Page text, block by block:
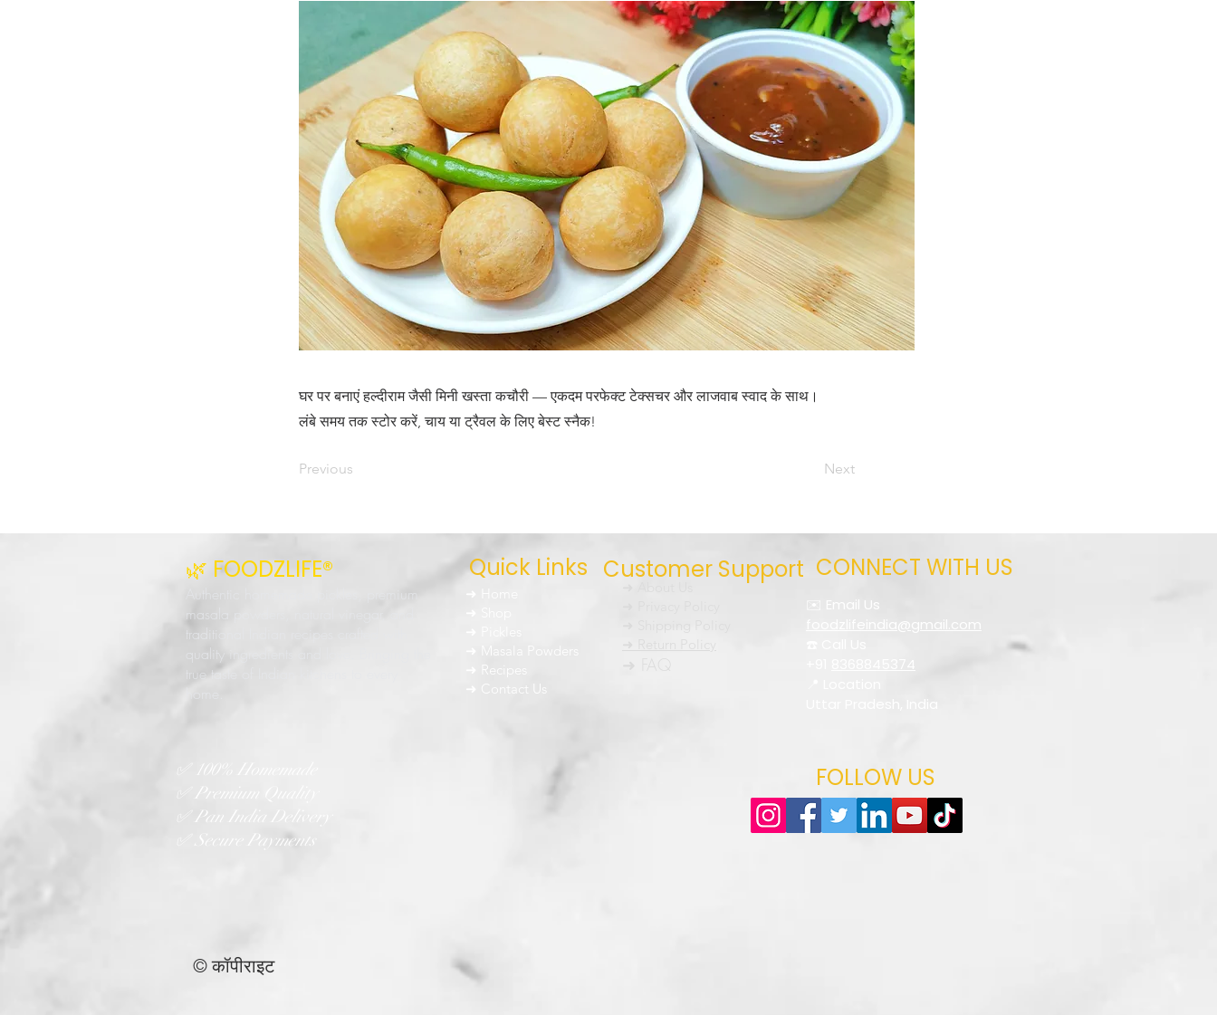
घर पर बनाएं हल्दीराम जैसी मिनी खस्ता कचौरी — एकदम परफेक्ट टेक्सचर और लाजवाब स्वाद के साथ।
लंबे समय तक स्टोर करें, चाय या ट्रैवल के लिए बेस्ट स्नैक!
Previous Next
🌿 FOODZLIFE®
masala powders, natural vinegar, and
traditional Indian recipes crafted with
quality ingredients and love. Bringing the
true taste of Indian kitchens to every
✅ 100% Homemade
✅ Premium Quality
✅ Pan India Delivery
✅ Secure Payments
Quick Links
➜ Recipes
➜ Contact Us
Customer Support CONNECT WITH US
✉️ Email Us
foodzlifeindia@gmail.com
Uttar Pradesh, India
FOLLOW US
© कॉपीराइट